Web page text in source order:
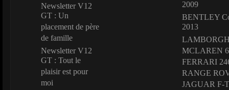
Newsletter V12
GT : Un
placement de père
de famille
Newsletter V12
GT : Tout le
plaisir est pour
moi
2009
BENTLEY
2013
MCLAREN
FERRARI
RANGE
JAGUAR F-